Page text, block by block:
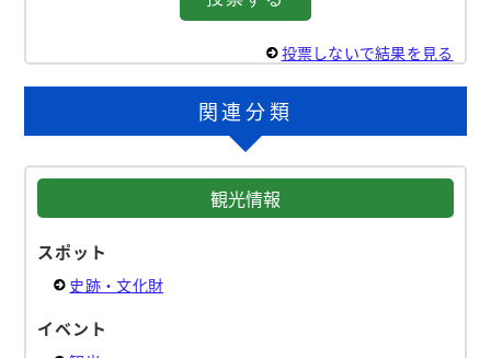
投票しないで結果を見る
関連分類
観光情報
スポット
史跡・文化財
イベント